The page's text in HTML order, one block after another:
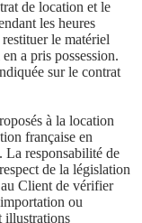
de location et le
les heures
le matériel
a pris possession.
sur le contrat
à la location
française en
La responsabilité de
de la législation
Client de vérifier
ou
illustrations